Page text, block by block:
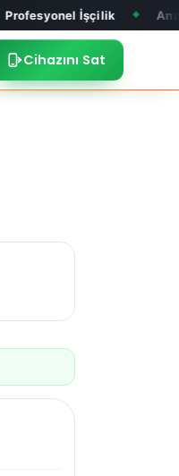
İşçilik ◆ Anakart Tamiri
Cihazını Sat